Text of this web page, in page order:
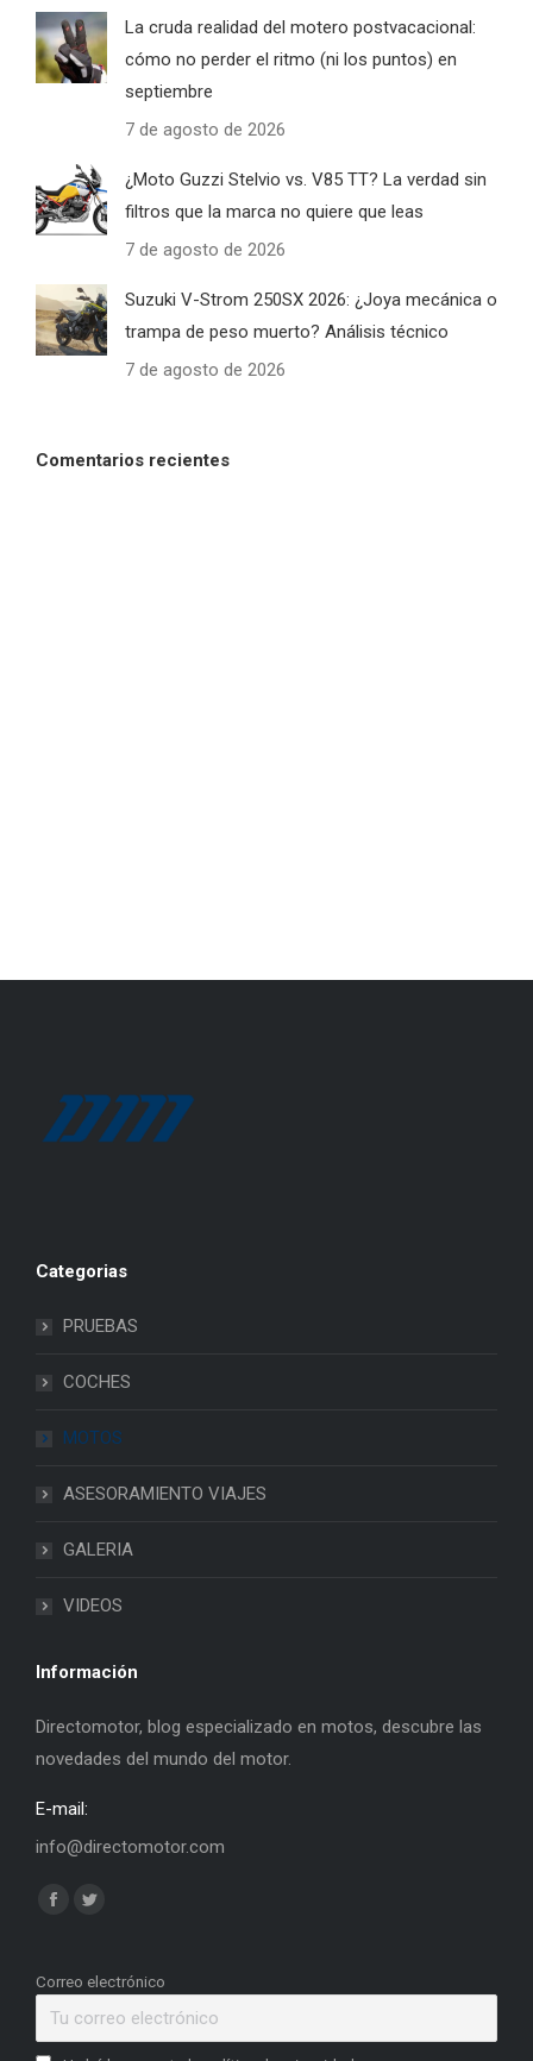
La cruda realidad del motero postvacacional:
cómo no perder el ritmo (ni los puntos) en
septiembre
7 de agosto de 2026
¿Moto Guzzi Stelvio vs. V85 TT? La verdad sin
filtros que la marca no quiere que leas
7 de agosto de 2026
Suzuki V-Strom 250SX 2026: ¿Joya mecánica o
trampa de peso muerto? Análisis técnico
7 de agosto de 2026
Comentarios recientes
Categorias
PRUEBAS
COCHES
MOTOS
ASESORAMIENTO VIAJES
GALERIA
VIDEOS
Información
Directomotor, blog especializado en motos, descubre las
novedades del mundo del motor.
E-mail:
info@directomotor.com
Find us on:
Facebook
opens
Twitter
opens
Correo electrónico